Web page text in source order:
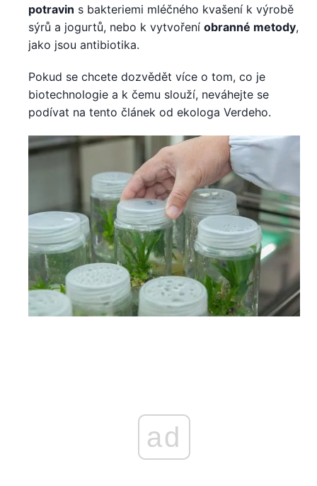
potravin s bakteriemi mléčného kvašení k výrobě
sýrů a jogurtů, nebo k vytvoření obranné metody,
jako jsou antibiotika.
Pokud se chcete dozvědět více o tom, co je
biotechnologie a k čemu slouží, neváhejte se
podívat na tento článek od ekologa Verdeho.
ad